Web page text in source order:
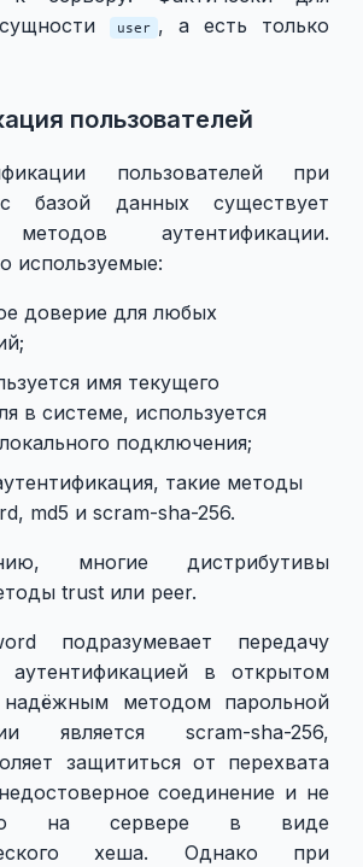
user , а есть только
пользователей
пользователей при
базой данных существует
аутентификации.
используемые:
доверие для любых
имя текущего
в системе, используется
подключения;
такие методы
md5 и scram-sha-256.
многие дистрибутивы
trust или peer.
подразумевает передачу
аутентификацией в открытом
методом парольной
является scram-sha-256,
защититься от перехвата
соединение и не
на сервере в виде
хеша. Однако при